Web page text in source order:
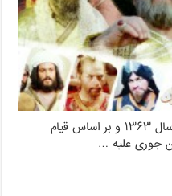
سربداران سریالی است تاریخی که در سال ۱۳۶۳ و بر اساس قیام
جوری علیه …